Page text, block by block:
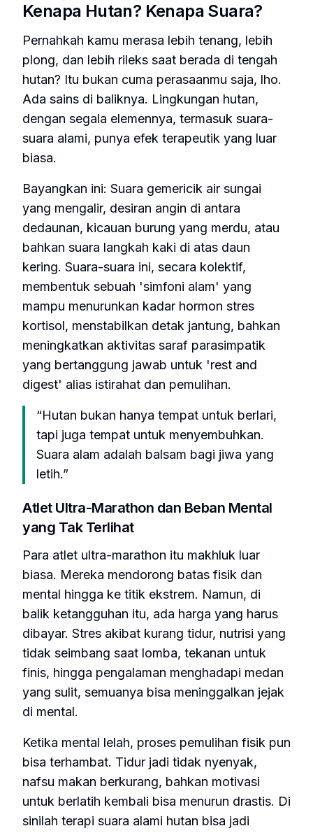
Kenapa Hutan? Kenapa Suara?
Pernahkah kamu merasa lebih tenang, lebih
plong, dan lebih rileks saat berada di tengah
hutan? Itu bukan cuma perasaanmu saja, lho.
Ada sains di baliknya. Lingkungan hutan,
dengan segala elemennya, termasuk suara-
suara alami, punya efek terapeutik yang luar
biasa.
Bayangkan ini: Suara gemericik air sungai
yang mengalir, desiran angin di antara
dedaunan, kicauan burung yang merdu, atau
bahkan suara langkah kaki di atas daun
kering. Suara-suara ini, secara kolektif,
membentuk sebuah 'simfoni alam' yang
mampu menurunkan kadar hormon stres
kortisol, menstabilkan detak jantung, bahkan
meningkatkan aktivitas saraf parasimpatik
yang bertanggung jawab untuk 'rest and
digest' alias istirahat dan pemulihan.
“Hutan bukan hanya tempat untuk berlari,
tapi juga tempat untuk menyembuhkan.
Suara alam adalah balsam bagi jiwa yang
letih.”
Atlet Ultra-Marathon dan Beban Mental
yang Tak Terlihat
Para atlet ultra-marathon itu makhluk luar
biasa. Mereka mendorong batas fisik dan
mental hingga ke titik ekstrem. Namun, di
balik ketangguhan itu, ada harga yang harus
dibayar. Stres akibat kurang tidur, nutrisi yang
tidak seimbang saat lomba, tekanan untuk
finis, hingga pengalaman menghadapi medan
yang sulit, semuanya bisa meninggalkan jejak
di mental.
Ketika mental lelah, proses pemulihan fisik pun
bisa terhambat. Tidur jadi tidak nyenyak,
nafsu makan berkurang, bahkan motivasi
untuk berlatih kembali bisa menurun drastis. Di
sinilah terapi suara alami hutan bisa jadi